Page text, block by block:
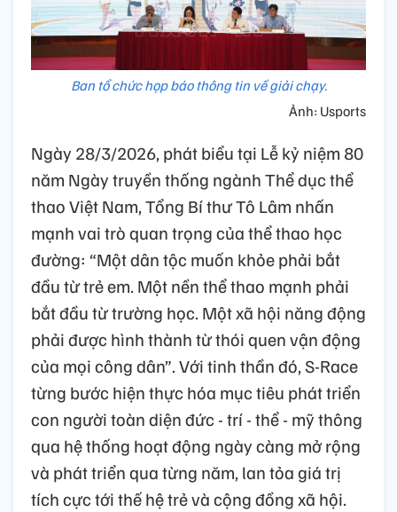
Ban tổ chức họp báo thông tin về giải chạy.
Ảnh: Usports
Ngày 28/3/2026, phát biểu tại Lễ kỷ niệm 80
năm Ngày truyền thống ngành Thể dục thể
thao Việt Nam, Tổng Bí thư Tô Lâm nhấn
mạnh vai trò quan trọng của thể thao học
đường: “Một dân tộc muốn khỏe phải bắt
đầu từ trẻ em. Một nền thể thao mạnh phải
bắt đầu từ trường học. Một xã hội năng động
phải được hình thành từ thói quen vận động
của mọi công dân”. Với tinh thần đó, S-Race
từng bước hiện thực hóa mục tiêu phát triển
con người toàn diện đức - trí - thể - mỹ thông
qua hệ thống hoạt động ngày càng mở rộng
và phát triển qua từng năm, lan tỏa giá trị
tích cực tới thế hệ trẻ và cộng đồng xã hội.